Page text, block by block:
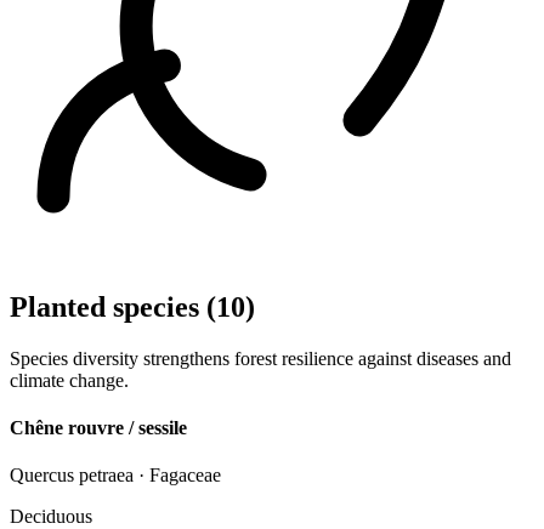
Planted species (10)
Species diversity strengthens forest resilience against diseases and
climate change.
Chêne rouvre / sessile
Quercus petraea · Fagaceae
Deciduous